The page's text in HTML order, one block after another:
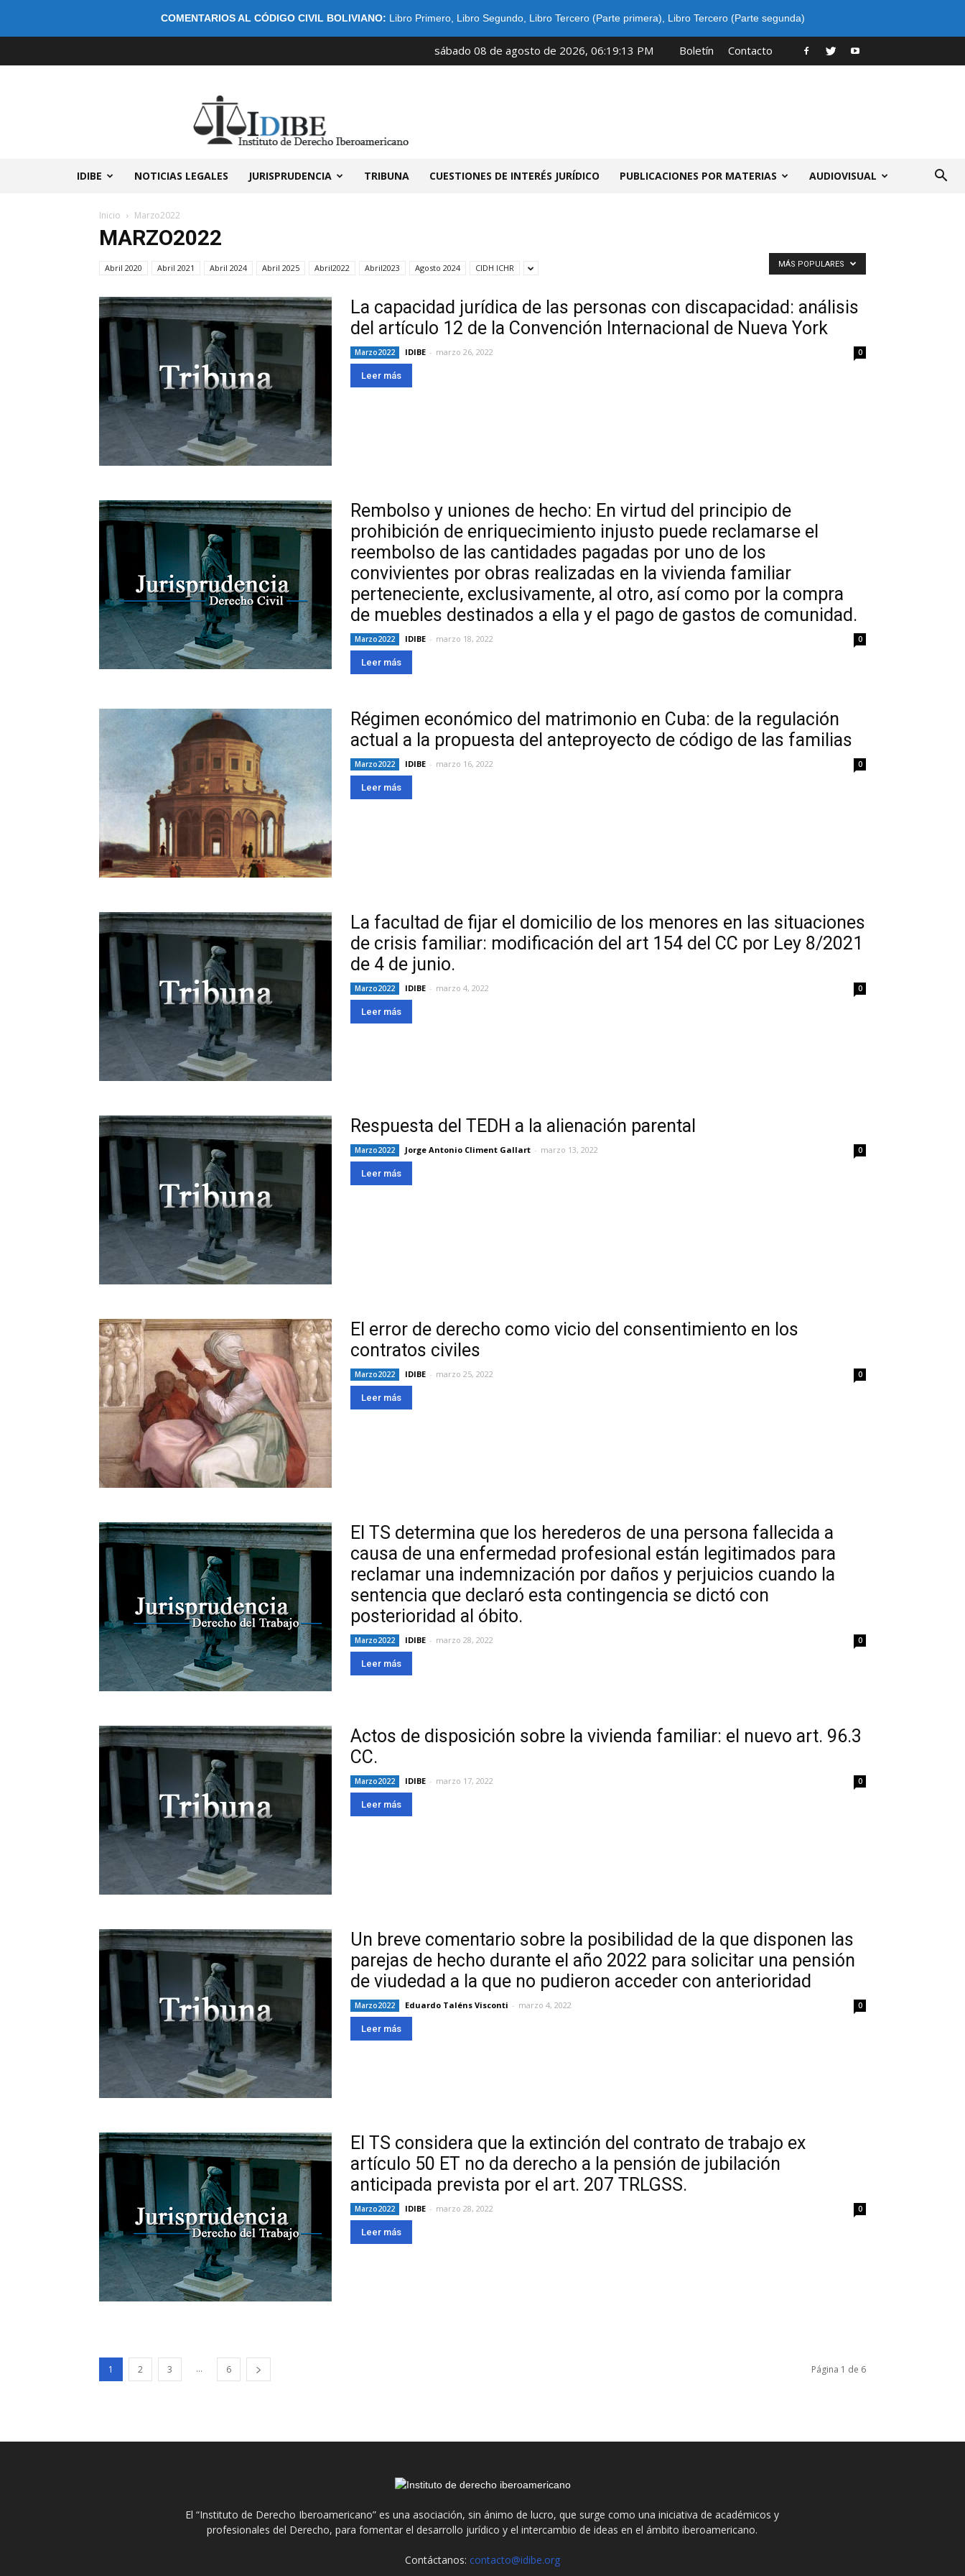
COMENTARIOS AL CÓDIGO CIVIL BOLIVIANO: Libro Primero, Libro Segundo, Libro Tercero (Parte primera) Libro Tercero (Parte segunda)
sábado 08 de agosto de 2026, 06:19:13 PM Boletín Contacto
IDIBE NOTICIAS LEGALES JURISPRUDENCIA TRIBUNA CUESTIONES DE INTERÉS JURÍDICO PUBLICACIONES POR MATERIAS AUDIOVISUAL
Inicio Marzo2022
MARZO2022
Abril 2020 Abril 2021 Abril 2024 Abril 2025 Abril2022 Abril2023 Agosto 2024 CIDH ICHR MÁS POPULARES
La capacidad jurídica de las personas con discapacidad: análisis
del artículo 12 de la Convención Internacional de Nueva York
Marzo2022 IDIBE - marzo 26, 2022 0
Leer más
Rembolso y uniones de hecho: En virtud del principio de
prohibición de enriquecimiento injusto puede reclamarse el
reembolso de las cantidades pagadas por uno de los
convivientes por obras realizadas en la vivienda familiar
perteneciente, exclusivamente, al otro, así como por la compra
de muebles destinados a ella y el pago de gastos de comunidad.
Marzo2022 IDIBE - marzo 18, 2022 0
Leer más
Régimen económico del matrimonio en Cuba: de la regulación
actual a la propuesta del anteproyecto de código de las familias
Marzo2022 IDIBE - marzo 16, 2022 0
Leer más
La facultad de fijar el domicilio de los menores en las situaciones
de crisis familiar: modificación del art 154 del CC por Ley 8/2021
de 4 de junio.
Marzo2022 IDIBE - marzo 4, 2022 0
Leer más
Respuesta del TEDH a la alienación parental
Marzo2022 Jorge Antonio Climent Gallart - marzo 13, 2022 0
Leer más
El error de derecho como vicio del consentimiento en los
contratos civiles
Marzo2022 IDIBE - marzo 25, 2022 0
Leer más
El TS determina que los herederos de una persona fallecida a
causa de una enfermedad profesional están legitimados para
reclamar una indemnización por daños y perjuicios cuando la
sentencia que declaró esta contingencia se dictó con
posterioridad al óbito.
Marzo2022 IDIBE - marzo 28, 2022 0
Leer más
Actos de disposición sobre la vivienda familiar: el nuevo art. 96.3
CC.
Marzo2022 IDIBE - marzo 17, 2022 0
Leer más
Un breve comentario sobre la posibilidad de la que disponen las
parejas de hecho durante el año 2022 para solicitar una pensión
de viudedad a la que no pudieron acceder con anterioridad
Marzo2022 Eduardo Taléns Visconti - marzo 4, 2022 0
Leer más
El TS considera que la extinción del contrato de trabajo ex
artículo 50 ET no da derecho a la pensión de jubilación
anticipada prevista por el art. 207 TRLGSS.
Marzo2022 IDIBE - marzo 28, 2022 0
Leer más
1 2 3 ... 6 Página 1 de 6
El “Instituto de Derecho Iberoamericano” es una asociación, sin ánimo de lucro, que surge como una iniciativa de académicos y
profesionales del Derecho, para fomentar el desarrollo jurídico y el intercambio de ideas en el ámbito iberoamericano.
Contáctanos: contacto@idibe.org